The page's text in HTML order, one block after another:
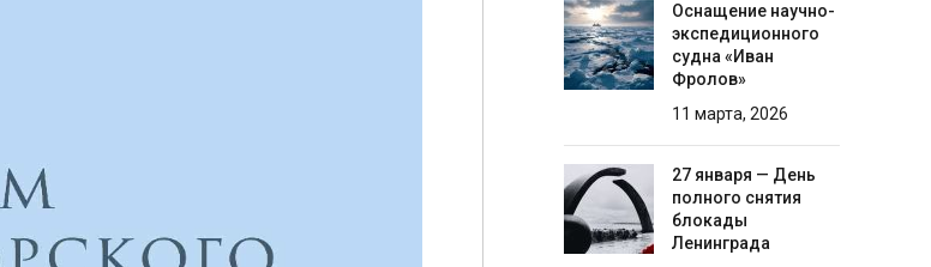
Оснащение научно-
экспедиционного
судна «Иван
Фролов»
11 марта, 2026
27 января — День
полного снятия
блокады
Ленинграда